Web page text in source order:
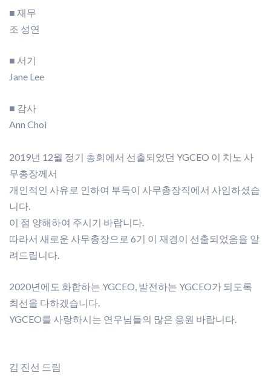
■ 재무
조 성연
■ 서기
Jane Lee
■ 감사
Ann Choi
2019년 12월 정기 총회에서 선출되었던 YGCEO 이 치노 사
무총장께서
개인적인 사유로 인하여 부득이 사무총장직에서 사임하셨습
니다.
이 점 양해하여 주시기 바랍니다.
따라서 새로운 사무총장으로 6기 이 재경이 선출되었음을 알
려드립니다.
2020년에도 화합하는 YGCEO, 발전하는 YGCEO가 되도록
최선을 다하겠습니다.
YGCEO를 사랑하시는 연우님들의 많은 응원 바랍니다.
김 진선 드림